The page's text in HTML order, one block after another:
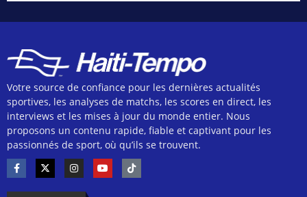
Votre source de confiance pour les dernières actualités
sportives, les analyses de matchs, les scores en direct, les
interviews et les mises à jour du monde entier. Nous
proposons un contenu rapide, fiable et captivant pour les
passionnés de sport, où qu’ils se trouvent.